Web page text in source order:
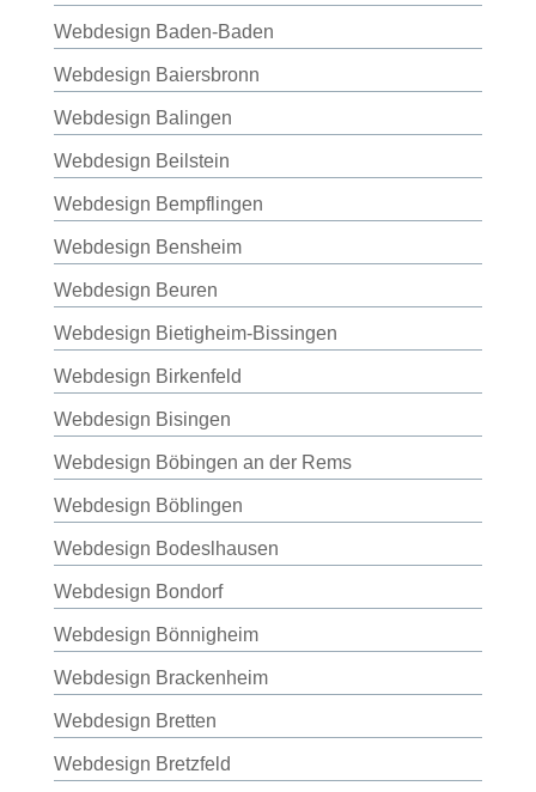
Webdesign Baden-Baden
Webdesign Baiersbronn
Webdesign Balingen
Webdesign Beilstein
Webdesign Bempflingen
Webdesign Bensheim
Webdesign Beuren
Webdesign Bietigheim-Bissingen
Webdesign Birkenfeld
Webdesign Bisingen
Webdesign Böbingen an der Rems
Webdesign Böblingen
Webdesign Bodeslhausen
Webdesign Bondorf
Webdesign Bönnigheim
Webdesign Brackenheim
Webdesign Bretten
Webdesign Bretzfeld